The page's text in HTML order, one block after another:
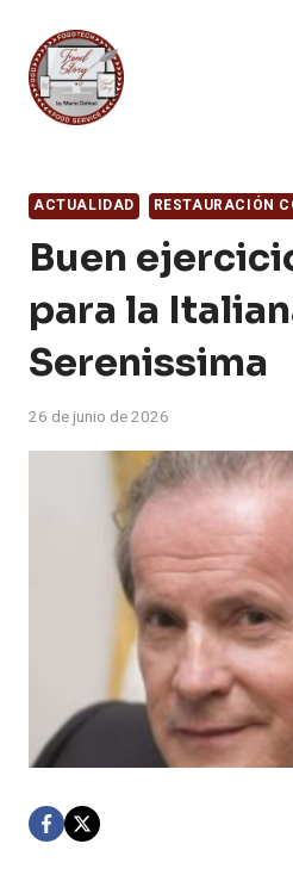
contenido
ACTUALIDAD RESTAURACIÓN
Buen
para la
Serenissima
26 de junio de 2026